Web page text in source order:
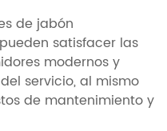
de jabón
satisfacer las
modernos y
servicio, al mismo
de mantenimiento y